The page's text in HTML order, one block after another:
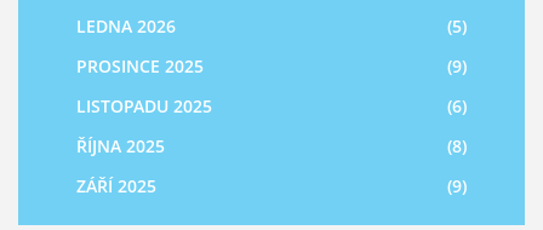
LEDNA 2026
(5)
PROSINCE 2025
(9)
LISTOPADU 2025
(6)
ŘÍJNA 2025
(8)
ZÁŘÍ 2025
(9)